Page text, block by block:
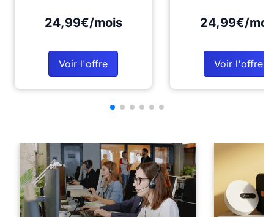
24,99€/mois
Voir l'offre
24,99€/
Voir l'offre